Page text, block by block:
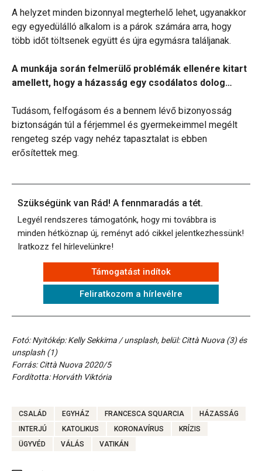
A helyzet minden bizonnyal megterhelő lehet, ugyanakkor
egy egyedülálló alkalom is a párok számára arra, hogy
több időt töltsenek együtt és újra egymásra találjanak.
A munkája során felmerülő problémák ellenére kitart
amellett, hogy a házasság egy csodálatos dolog…
Tudásom, felfogásom és a bennem lévő bizonyosság
biztonságán túl a férjemmel és gyermekeimmel megélt
rengeteg szép vagy nehéz tapasztalat is ebben
erősítettek meg.
Szükségünk van Rád! A fennmaradás a tét.
Legyél rendszeres támogatónk, hogy mi továbbra is
minden hétköznap új, reményt adó cikkel jelentkezhessünk!
Iratkozz fel hírlevelünkre!
Támogatást indítok
Feliratkozom a hírlevélre
Fotó: Nyitókép: Kelly Sekkima / unsplash, belül: Città Nuova (3) és
unsplash (1)
Forrás: Città Nuova 2020/5
Fordította: Horváth Viktória
CSALÁD EGYHÁZ FRANCESCA SQUARCIA
HÁZASSÁG
INTERJÚ
KATOLIKUS KORONAVÍRUS
KRÍZIS
ÜGYVÉD
VÁLÁS VATIKÁN